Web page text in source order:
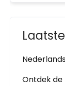
Ontdek de